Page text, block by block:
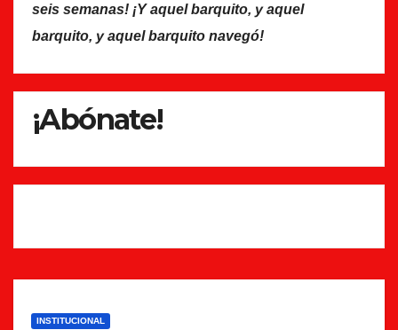
seis semanas! ¡Y aquel barquito, y aquel
barquito, y aquel barquito navegó!
¡Abónate!
INSTITUCIONAL